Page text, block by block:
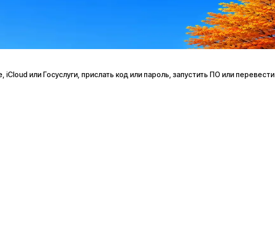
или Госуслуги, прислать код или пароль, запустить ПО или перевести